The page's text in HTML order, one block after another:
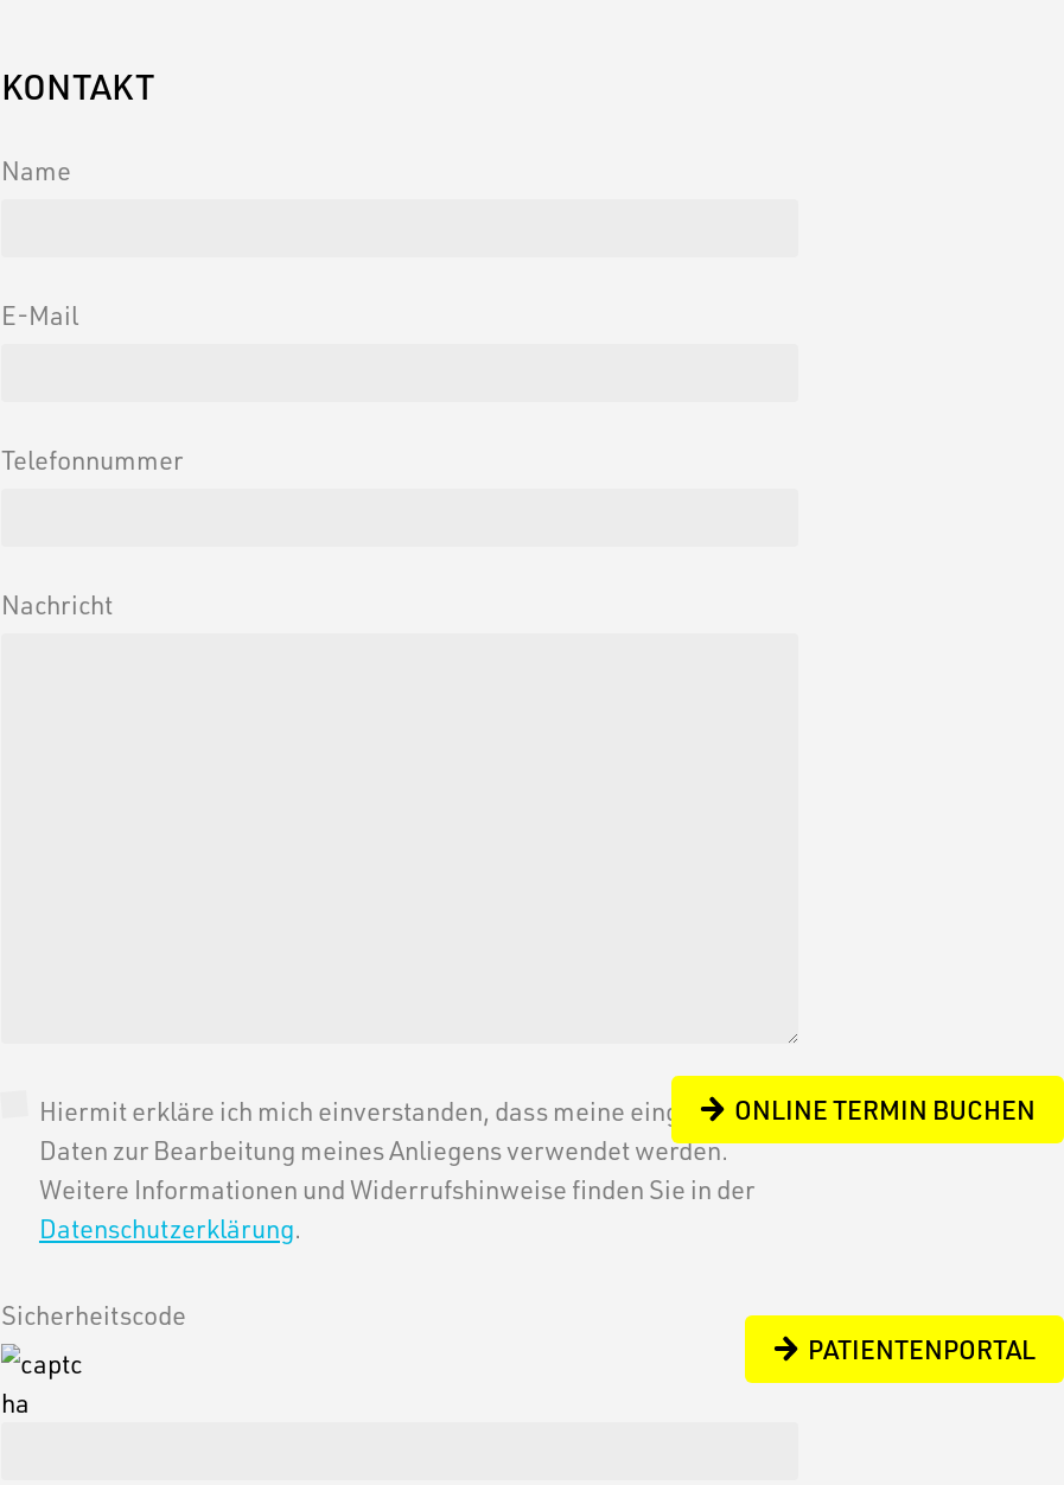
ONLINE TERMIN BUCHEN
PATIENTENPORTAL
KONTAKT
Name
E-Mail
Telefonnummer
Nachricht
Hiermit erkläre ich mich einverstanden, dass meine eingegebenen
Daten zur Bearbeitung meines Anliegens verwendet werden.
Weitere Informationen und Widerrufshinweise finden Sie in der
Datenschutzerklärung.
Sicherheitscode